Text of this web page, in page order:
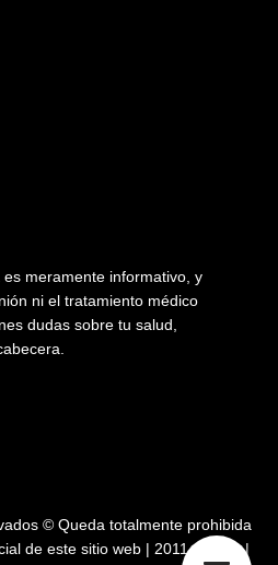
meramente informativo, y
ni el tratamiento médico
dudas sobre tu salud,
© Queda totalmente prohibida
de este sitio web | 2011 – 2026 |